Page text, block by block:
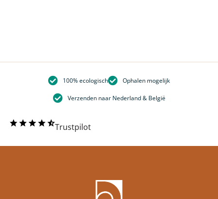
100% ecologisch Ophalen mogelijk
Verzenden naar Nederland & België
Trustpilot